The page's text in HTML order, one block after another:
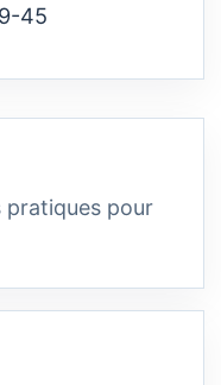
45
pratiques pour